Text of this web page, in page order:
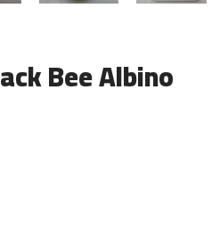
Bee Albino